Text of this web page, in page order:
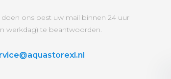
doen ons best uw mail binnen 24 uur
werkdag) te beantwoorden.